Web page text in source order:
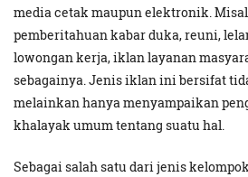
media cetak maupun elektronik.
pemberitahuan kabar duka, reuni,
lowongan kerja, iklan layanan
sebagainya. Jenis iklan ini bersifat
melainkan hanya menyampaikan
khalayak umum tentang suatu hal.
Sebagai salah satu dari jenis